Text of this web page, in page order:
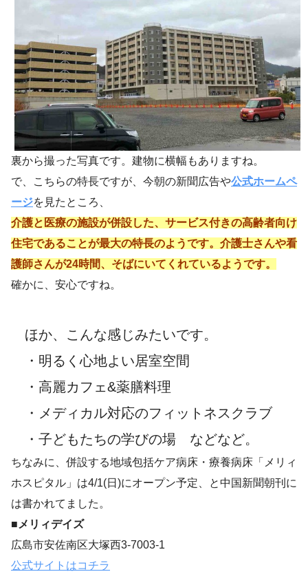
裏から撮った写真です。建物に横幅もありますね。
で、こちらの特長ですが、今朝の新聞広告や公式ホームペ
ージを見たところ、
介護と医療の施設が併設した、サービス付きの高齢者向け
住宅であることが最大の特長のようです。介護士さんや看
護師さんが24時間、そばにいてくれているようです。
確かに、安心ですね。
ほか、こんな感じみたいです。
・明るく心地よい居室空間
・高麗カフェ&薬膳料理
・メディカル対応のフィットネスクラブ
・子どもたちの学びの場 などなど。
ちなみに、併設する地域包括ケア病床・療養病床「メリィ
ホスピタル」は4/1(日)にオープン予定、と中国新聞朝刊に
は書かれてました。
■メリィデイズ
広島市安佐南区大塚西3-7003-1
公式サイトはコチラ